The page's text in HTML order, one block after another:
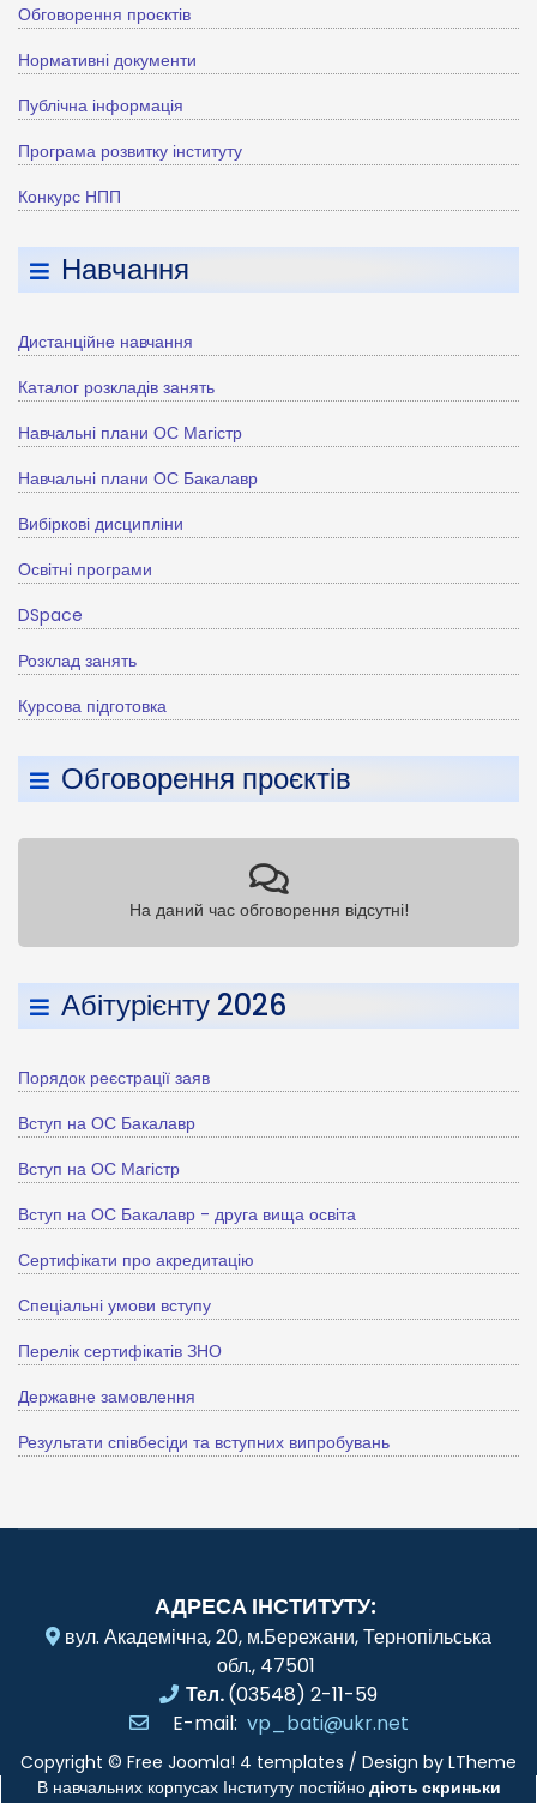
Обговорення проєктів
Нормативні документи
Публічна інформація
Програма розвитку інституту
Конкурс НПП
Навчання
Дистанційне навчання
Каталог розкладів занять
Навчальні плани ОС Магістр
Навчальні плани ОС Бакалавр
Вибіркові дисципліни
Освітні програми
DSpace
Розклад занять
Курсова підготовка
Обговорення проєктів
На даний час обговорення відсутні!
Абітурієнту 2026
Порядок реєстрації заяв
Вступ на ОС Бакалавр
Вступ на ОС Магістр
Вступ на ОС Бакалавр - друга вища освіта
Сертифікати про акредитацію
Спеціальні умови вступу
Перелік сертифікатів ЗНО
Державне замовлення
Результати співбесіди та вступних випробувань
АДРЕСА ІНСТИТУТУ:
вул. Академічна, 20, м.Бережани, Тернопільська
обл., 47501
Тел.(03548) 2-11-59
E-mail: vp_bati@ukr.net
Copyright © Free Joomla! 4 templates / Design by LTheme
В навчальних корпусах Інституту постійнодіють скриньки